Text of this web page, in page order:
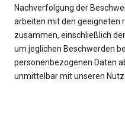
Nachverfolgung der
arbeiten mit den geeigneten
zusammen, einschließlich
um jeglichen Beschwerden
personenbezogenen Daten
unmittelbar mit unseren